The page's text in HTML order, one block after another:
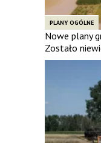
PLANY OGÓLNE
Nowe plany
Zostało